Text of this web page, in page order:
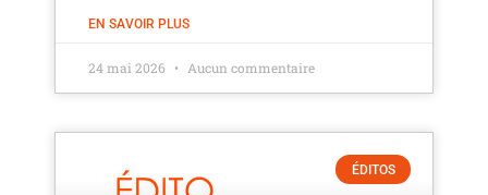
EN SAVOIR PLUS
24 mai 2026 Aucun commentaire
ÉDITOS